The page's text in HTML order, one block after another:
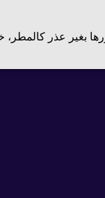
بغير عذر